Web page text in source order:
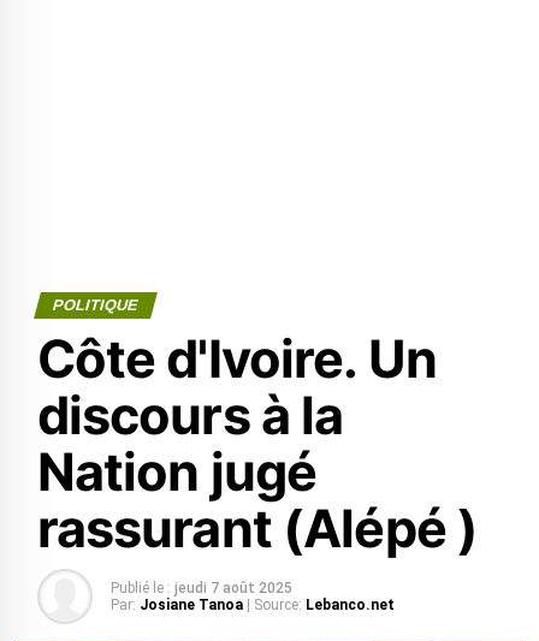
POLITIQUE
Côte d'Ivoire. Un
discours à la
Nation jugé
rassurant (Alépé )
Publié le : jeudi 7 août 2025
Par: Josiane Tanoa | Source: Lebanco.net